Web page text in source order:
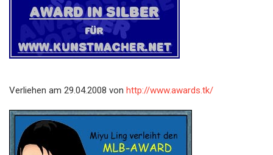
Verliehen am 29.04.2008 von http://www.awards.tk/